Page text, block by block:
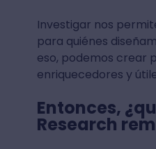
Investigar nos
para quiénes
eso, podemos crear
enriquecedores y
Entonces,
Research